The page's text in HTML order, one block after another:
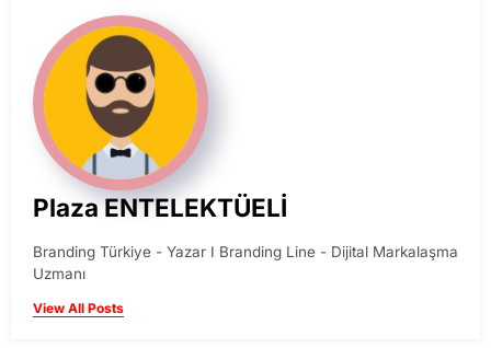
Plaza ENTELEKTÜELİ
Branding Türkiye - Yazar I Branding Line - Dijital Markalaşma
Uzmanı
View All Posts